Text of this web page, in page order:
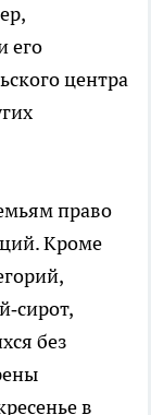
его
центра
право
Кроме
без
в